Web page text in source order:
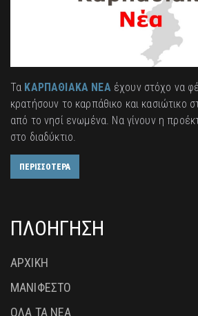
Τα ΚΑΡΠΑΘΙΑΚΑ ΝΕΑέχουν στόχο να
κρατήσουν το καρπάθικο και κασιώτικο
από το νησί ενωμένα. Να γίνουν η
στο διαδύκτιο.
ΠΕΡΙΣΣΟΤΕΡΑ
ΠΛΟΗΓΗΣΗ
ΑΡΧΙΚΗ
ΜΑΝΙΦΕΣΤΟ
ΟΛΑ ΤΑ ΝΕΑ